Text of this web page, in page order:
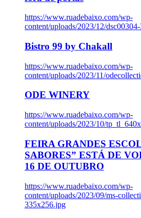
https://www.ruadebaixo.com/wp-
content/uploads/2023/12/
Bistro 99 by Chakall
https://www.ruadebaixo.com/wp-
content/uploads/2023/11/
ODE WINERY
https://www.ruadebaixo.com/wp-
content/uploads/2023/10/
FEIRA GRANDES
SABORES” ESTÁ DE
16 DE OUTUBRO
https://www.ruadebaixo.com/wp-
content/uploads/2023/09/ms-
335x256.jpg